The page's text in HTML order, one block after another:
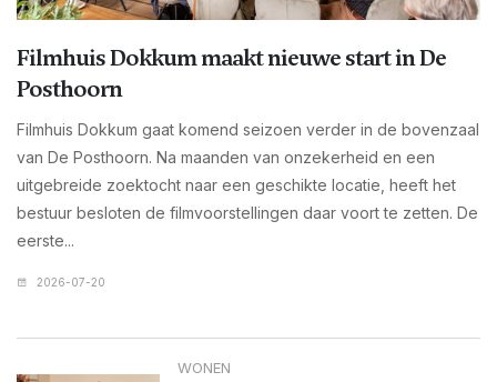
Filmhuis Dokkum maakt nieuwe start in De
Posthoorn
Filmhuis Dokkum gaat komend seizoen verder in de bovenzaal
van De Posthoorn. Na maanden van onzekerheid en een
uitgebreide zoektocht naar een geschikte locatie, heeft het
bestuur besloten de filmvoorstellingen daar voort te zetten. De
eerste...
2026-07-20
WONEN